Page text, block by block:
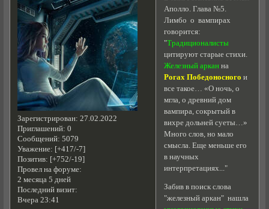
Зарегистрирован: 27.02.2022
Приглашений: 0
Сообщений: 5079
Уважение: [+417/-7]
Позитив: [+752/-19]
Провел на форуме:
2 месяца 5 дней
Последний визит:
Вчера 23:41
Аполло. Глава №5.
Лимбо о вампирах
говорится:
"Традиционалисты
цитируют старые стихи.
Железный арканна
Рогах Победоносного и
все такое… «О ночь, о
мгла, о древний дом
вампира, сокрытый в
вихре дольней суеты…»
Много слов, но мало
смысла. Еще меньше его
в научных
интерпретациях..."
Забив в поиск слова
"железный аркан" нашла